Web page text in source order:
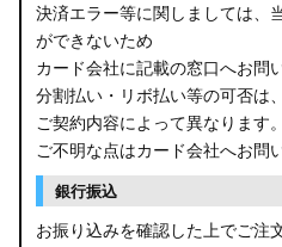
決済エラー等に関しましては、
ができないため
カード会社に記載の窓口へお問
分割払い・リボ払い等の可否は
ご契約内容によって異なります。
ご不明な点はカード会社へお問
銀行振込
お振り込みを確認した上でご注